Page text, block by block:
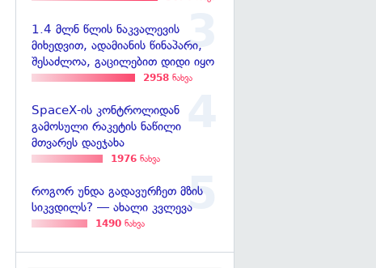
1.4 მლნ წლის ნაკვალევის
მიხედვით, ადამიანის წინაპარი,
შესაძლოა, გაცილებით დიდი იყო
2958 ნახვა
SpaceX-ის კონტროლიდან
გამოსული რაკეტის ნაწილი
მთვარეს დაეჯახა
1976 ნახვა
როგორ უნდა გადავურჩეთ მზის
სიკვდილს? — ახალი კვლევა
1490 ნახვა